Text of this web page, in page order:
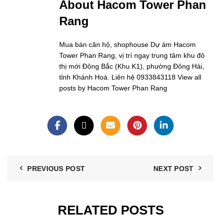
About Hacom Tower Phan
Rang
Mua bán căn hộ, shophouse Dự ám Hacom
Tower Phan Rang, vị trí ngay trung tâm khu đô
thị mới Đông Bắc (Khu K1), phường Đông Hải,
tỉnh Khánh Hoà. Liên hệ 0933843118 View all
posts by Hacom Tower Phan Rang
PREVIOUS POST NEXT POST
RELATED POSTS